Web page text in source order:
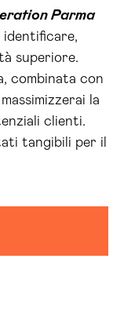
Parma
superiore.
combinata con
la
clienti.
tangibili per il